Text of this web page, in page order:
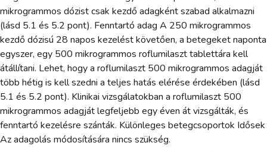
mikrogrammos dózist csak kezdő adagként szabad alkalmazni
(lásd 5.1 és 5.2 pont). Fenntartó adag A 250 mikrogrammos
kezdő dózisú 28 napos kezelést követően, a betegeket naponta
egyszer, egy 500 mikrogrammos roflumilaszt tablettára kell
átállítani. Lehet, hogy a roflumilaszt 500 mikrogrammos adagját
több hétig is kell szedni a teljes hatás elérése érdekében (lásd
5.1 és 5.2 pont). Klinikai vizsgálatokban a roflumilaszt 500
mikrogrammos adagját legfeljebb egy éven át vizsgálták, és
fenntartó kezelésre szánták. Különleges betegcsoportok Idősek
Az adagolás módosítására nincs szükség.